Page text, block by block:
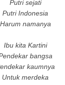
Putri sejati
Putri Indonesia
Harum namanya
Ibu kita Kartini
bangsa
kaumnya
Untuk merdeka